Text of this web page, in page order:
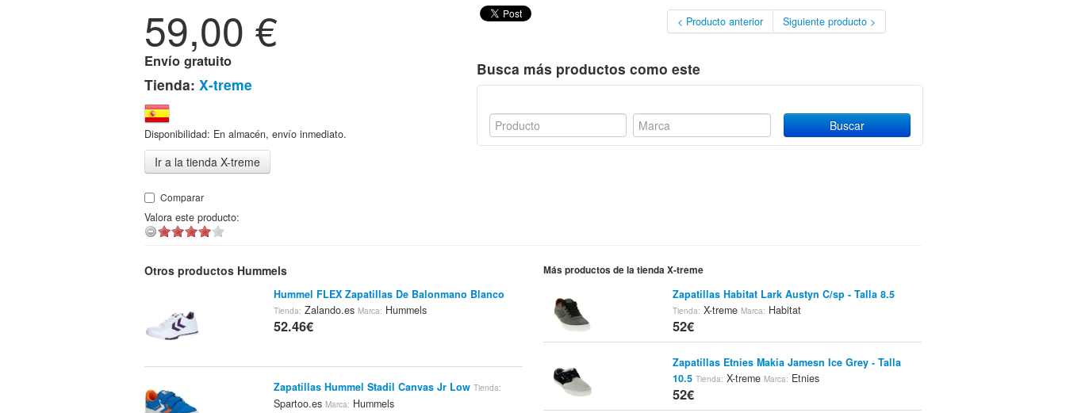
59,00 €
Envío gratuito
Tienda: X-treme
Disponibilidad: En almacén, envío inmediato.
Ir a la tienda X-treme
Comparar
Valora este producto:
< Producto anterior Siguiente producto >
Busca más productos como este
Otros productos Hummels
Hummel FLEX Zapatillas De Balonmano Blanco
Tienda: Zalando.esMarca: Hummels
52.46€
Zapatillas Hummel Stadil Canvas Jr Low Tienda:
Spartoo.esMarca: Hummels
Más productos de la tienda X-treme
Zapatillas Habitat Lark Austyn C/sp - Talla 8.5
Tienda: X-treme Marca: Habitat
52€
Zapatillas Etnies Makia Jamesn Ice Grey - Talla
10.5 Tienda: X-treme Marca: Etnies
52€